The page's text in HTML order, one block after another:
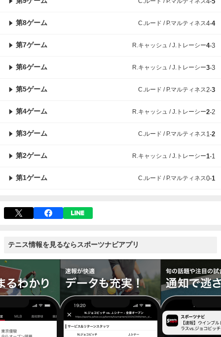
第8ゲーム C.ルード / P.マルティネス4-4
第7ゲーム R.キャッシュ / J.トレーシー4-3
第6ゲーム R.キャッシュ / J.トレーシー3-3
第5ゲーム C.ルード / P.マルティネス 2-3
第4ゲーム R.キャッシュ / J.トレーシー2-2
第3ゲーム C.ルード / P.マルティネス 1-2
第2ゲーム R.キャッシュ / J.トレーシー1-1
第1ゲーム C.ルード / P.マルティネス0-1
テニス情報を見るならスポーツナビアプリ